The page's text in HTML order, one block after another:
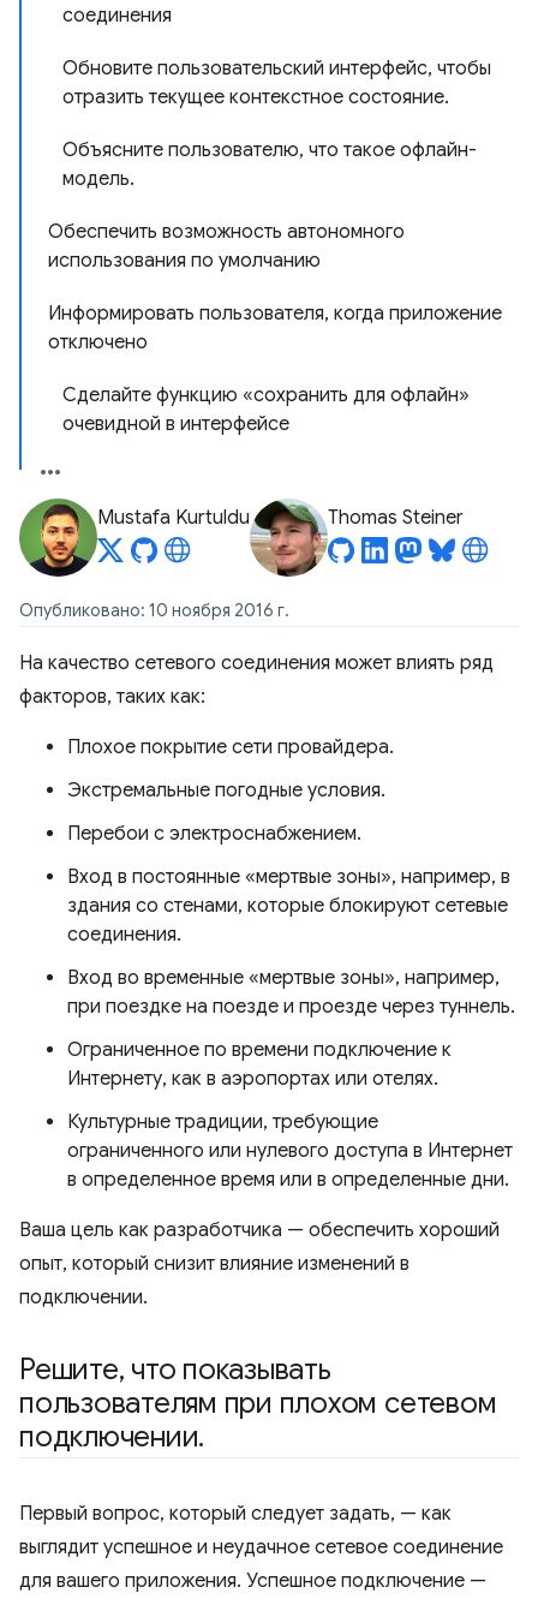
соединения
Обновите пользовательский интерфейс, чтобы
отразить текущее контекстное состояние.
Объясните пользователю, что такое офлайн-
модель.
Обеспечить возможность автономного
использования по умолчанию
Информировать пользователя, когда приложение
отключено
Сделайте функцию «сохранить для офлайн»
очевидной в интерфейсе
Mustafa Kurtuldu Thomas Steiner
Опубликовано: 10 ноября 2016 г.
На качество сетевого соединения может влиять ряд
факторов, таких как:
Плохое покрытие сети провайдера.
Экстремальные погодные условия.
Перебои с электроснабжением.
Вход в постоянные «мертвые зоны», например, в
здания со стенами, которые блокируют сетевые
соединения.
Вход во временные «мертвые зоны», например,
при поездке на поезде и проезде через туннель.
Ограниченное по времени подключение к
Интернету, как в аэропортах или отелях.
Культурные традиции, требующие
ограниченного или нулевого доступа в Интернет
в определенное время или в определенные дни.
Ваша цель как разработчика — обеспечить хороший
опыт, который снизит влияние изменений в
подключении.
Решите, что показывать
пользователям при плохом сетевом
подключении.
Первый вопрос, который следует задать, — как
выглядит успешное и неудачное сетевое соединение
для вашего приложения. Успешное подключение —